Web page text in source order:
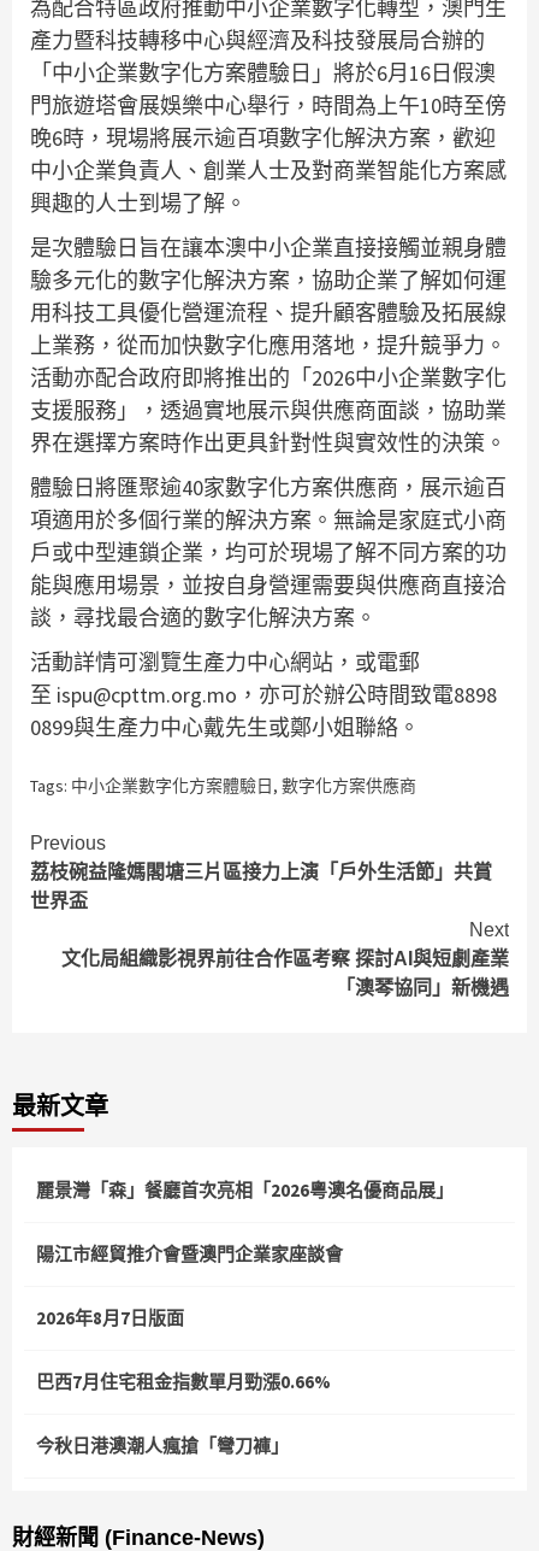
為配合特區政府推動中小企業數字化轉型，澳門生
產力暨科技轉移中心與經濟及科技發展局合辦的
「中小企業數字化方案體驗日」將於6月16日假澳
門旅遊塔會展娛樂中心舉行，時間為上午10時至傍
晚6時，現場將展示逾百項數字化解決方案，歡迎
中小企業負責人、創業人士及對商業智能化方案感
興趣的人士到場了解。
是次體驗日旨在讓本澳中小企業直接接觸並親身體
驗多元化的數字化解決方案，協助企業了解如何運
用科技工具優化營運流程、提升顧客體驗及拓展線
上業務，從而加快數字化應用落地，提升競爭力。
活動亦配合政府即將推出的「2026中小企業數字化
支援服務」，透過實地展示與供應商面談，協助業
界在選擇方案時作出更具針對性與實效性的決策。
體驗日將匯聚逾40家數字化方案供應商，展示逾百
項適用於多個行業的解決方案。無論是家庭式小商
戶或中型連鎖企業，均可於現場了解不同方案的功
能與應用場景，並按自身營運需要與供應商直接洽
談，尋找最合適的數字化解決方案。
活動詳情可瀏覽生產力中心網站，或電郵
至 ispu@cpttm.org.mo，亦可於辦公時間致電8898
0899與生產力中心戴先生或鄭小姐聯絡。
Tags: 中小企業數字化方案體驗日, 數字化方案供應商
Continue
Reading
Previous
荔枝碗益隆媽閣塘三片區接力上演「戶外生活節」共賞
世界盃
Next
文化局組織影視界前往合作區考察 探討AI與短劇產業
「澳琴協同」新機遇
最新文章
麗景灣「森」餐廳首次亮相「2026粵澳名優商品展」
陽江市經貿推介會暨澳門企業家座談會
2026年8月7日版面
巴西7月住宅租金指數單月勁漲0.66%
今秋日港澳潮人瘋搶「彎刀褲」
財經新聞 (Finance-News)